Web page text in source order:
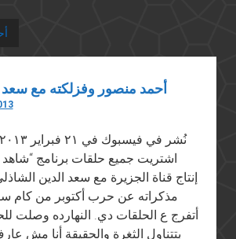
كتابات أكاديمية
بوستات من فيسبوك
مقابلات في الإعلام
Languages
أحمد منصور وفزلكته مع سعد
اشتريت جميع حلقات برنامج
إنتاج قناة الجزيرة مع سعد الدين
مذكراته عن حرب أكتوبر من كام
أتفرج ع الحلقات دي. النهارده وصلت
بتتناول الثغرة والحقيقة أنا مش